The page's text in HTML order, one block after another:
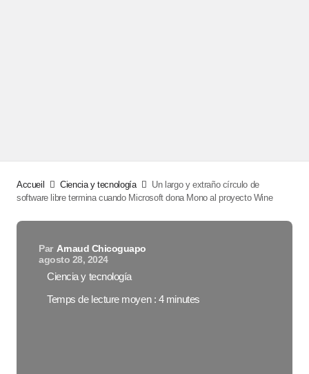
Accueil Ciencia y tecnología
Un largo y extraño círculo de
software libre termina cuando Microsoft dona Mono al proyecto Wine
Par Arnaud Chicoguapo
agosto 28, 2024
Ciencia y tecnología
Temps de lecture moyen : 4 minutes